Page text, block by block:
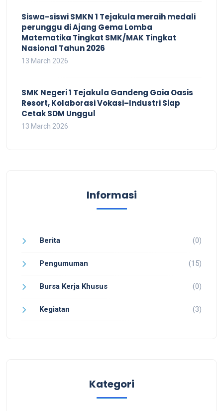
Siswa-siswi SMKN 1 Tejakula meraih medali
perunggu di Ajang Gema Lomba
Matematika Tingkat SMK/MAK Tingkat
Nasional Tahun 2026
13 March 2026
SMK Negeri 1 Tejakula Gandeng Gaia Oasis
Resort, Kolaborasi Vokasi–Industri Siap
Cetak SDM Unggul
13 March 2026
Informasi
Berita (0)
Pengumuman (15)
Bursa Kerja Khusus (0)
Kegiatan (3)
Kategori